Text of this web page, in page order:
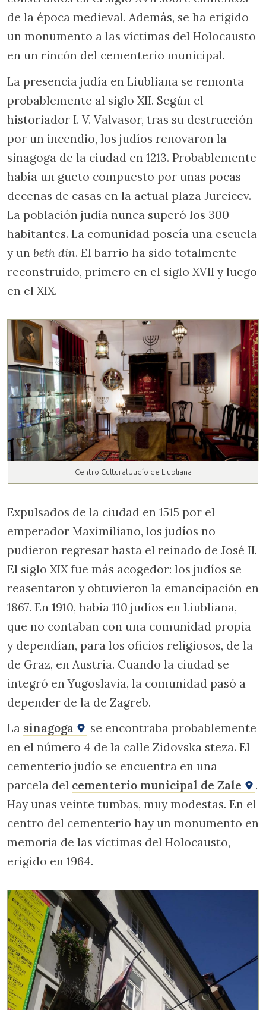
de la época medieval. Además, se ha erigido
un monumento a las víctimas del Holocausto
en un rincón del cementerio municipal.
La presencia judía en Liubliana se remonta
probablemente al siglo XII. Según el
historiador I. V. Valvasor, tras su destrucción
por un incendio, los judíos renovaron la
sinagoga de la ciudad en 1213. Probablemente
había un gueto compuesto por unas pocas
decenas de casas en la actual plaza Jurcicev.
La población judía nunca superó los 300
habitantes. La comunidad poseía una escuela
y un beth din. El barrio ha sido totalmente
reconstruido, primero en el siglo XVII y luego
en el XIX.
Centro Cultural Judío de Liubliana
Expulsados de la ciudad en 1515 por el
emperador Maximiliano, los judíos no
pudieron regresar hasta el reinado de José II.
El siglo XIX fue más acogedor: los judíos se
reasentaron y obtuvieron la emancipación en
1867. En 1910, había 110 judíos en Liubliana,
que no contaban con una comunidad propia
y dependían, para los oficios religiosos, de la
de Graz, en Austria. Cuando la ciudad se
integró en Yugoslavia, la comunidad pasó a
depender de la de Zagreb.
La sinagoga
se encontraba probablemente
en el número 4 de la calle Zidovska steza. El
cementerio judío se encuentra en una
parcela del cementerio municipal de Zale
.
Hay unas veinte tumbas, muy modestas. En el
centro del cementerio hay un monumento en
memoria de las víctimas del Holocausto,
erigido en 1964.